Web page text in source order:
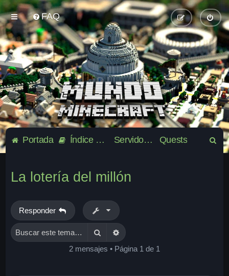
FAQ
Portada Índice general Servidor oficial de la comunidad Mundo-Minecraft Quests
B
La lotería del millón
Responder
BuscarBúsqueda avanzada
2 mensajes • Página 1 de 1